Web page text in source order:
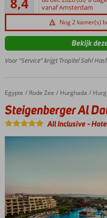
Luxe
Spa
Top á-la-
carterestaurants
21
beoordelingenvanaf Amsterdam
Nog 2 kamer(s)
Voor “Service” krijgt Tropitel Sahl
Bekijk
Home
Egypte Rode Zee Hurghada
Steigenberger Al Dau Beach
Steigenberger Al
All Inclusive-